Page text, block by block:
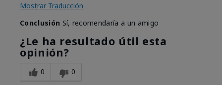
Mostrar Traducción
Conclusión Sí, recomendaría a un amigo
¿Le ha resultado útil esta
opinión?
0 0